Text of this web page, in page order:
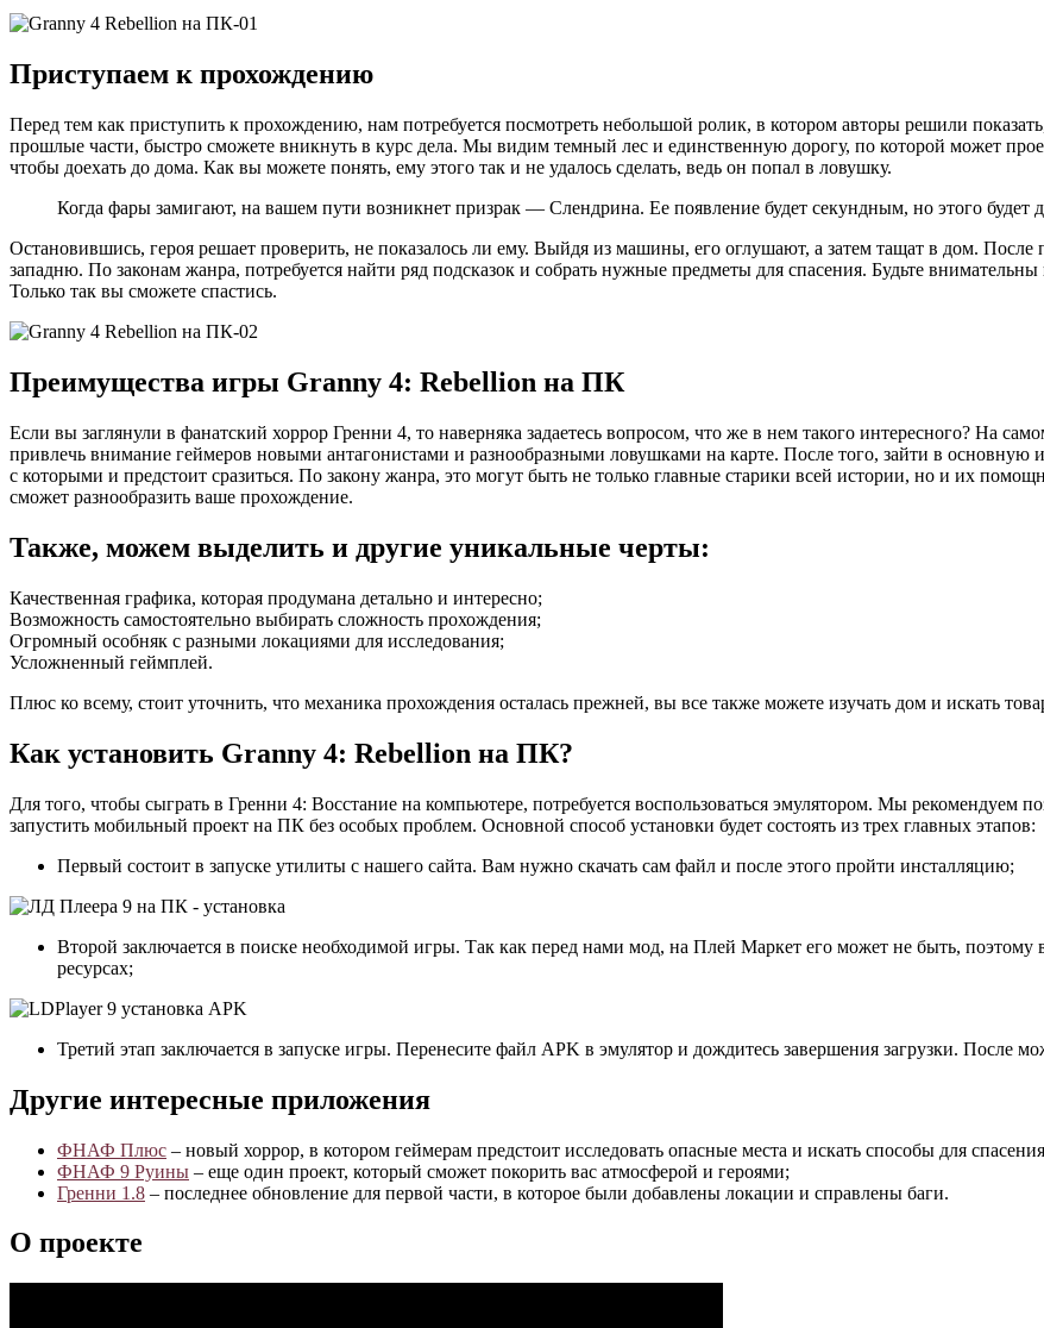
Приступаем к прохождению
Перед тем как приступить к прохождению, нам потребуется посмотреть небольшой ролик, в котором авторы решили
прошлые части, быстро сможете вникнуть в курс дела. Мы видим темный лес и единственную дорогу, по которой может
чтобы доехать до дома. Как вы можете понять, ему этого так и не удалось сделать, ведь он попал в ловушку.
Когда фары замигают, на вашем пути возникнет призрак — Слендрина. Ее появление будет секундным, но этого будет
Остановившись, героя решает проверить, не показалось ли ему. Выйдя из машины, его оглушают, а затем тащат в дом.
западню. По законам жанра, потребуется найти ряд подсказок и собрать нужные предметы для спасения. Будьте
Только так вы сможете спастись.
Преимущества игры Granny 4: Rebellion на ПК
Если вы заглянули в фанатский хоррор Гренни 4, то наверняка задаетесь вопросом, что же в нем такого интересного? На
привлечь внимание геймеров новыми антагонистами и разнообразными ловушками на карте. После того, зайти в
с которыми и предстоит сразиться. По закону жанра, это могут быть не только главные старики всей истории, но и их
сможет разнообразить ваше прохождение.
Также, можем выделить и другие уникальные черты:
Качественная графика, которая продумана детально и интересно;
Возможность самостоятельно выбирать сложность прохождения;
Огромный особняк с разными локациями для исследования;
Усложненный геймплей.
Плюс ко всему, стоит уточнить, что механика прохождения осталась прежней, вы все также можете изучать дом и искать
Как установить Granny 4: Rebellion на ПК?
Для того, чтобы сыграть в Гренни 4: Восстание на компьютере, потребуется воспользоваться эмулятором. Мы рекомендуем
запустить мобильный проект на ПК без особых проблем. Основной способ установки будет состоять из трех главных этапов:
Первый состоит в запуске утилиты с нашего сайта. Вам нужно скачать сам файл и после этого пройти инсталляцию;
Второй заключается в поиске необходимой игры. Так как перед нами мод, на Плей Маркет его может не быть,
ресурсах;
Третий этап заключается в запуске игры. Перенесите файл APK в эмулятор и дождитесь завершения загрузки. После
Другие интересные приложения
ФНАФ Плюс – новый хоррор, в котором геймерам предстоит исследовать опасные места и искать способы для
ФНАФ 9 Руины – еще один проект, который сможет покорить вас атмосферой и героями;
Гренни 1.8 – последнее обновление для первой части, в которое были добавлены локации и справлены баги.
О проекте